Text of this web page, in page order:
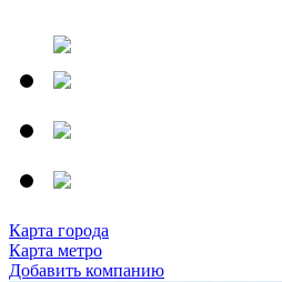
Карта города
Карта метро
Добавить компанию